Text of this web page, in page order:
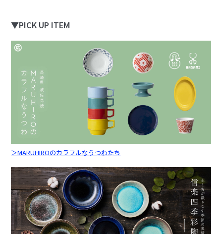
▼PICK UP ITEM
＞MARUHIROのカラフルなうつわたち